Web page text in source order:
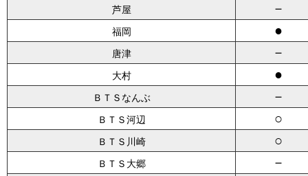
芦屋 －
福岡 ●
唐津 －
大村 ●
ＢＴＳなんぶ －
ＢＴＳ河辺 ○
ＢＴＳ川崎 ○
ＢＴＳ大郷 －